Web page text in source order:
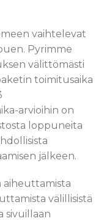
vaihtelevat
Pyrimme
välittömästi
toimitusaika
arvioihin on
loppuneita
jälkeen.
aiheuttamista
välillisistä
sivuillaan